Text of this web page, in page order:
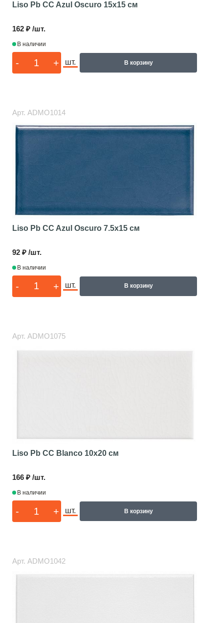
Liso Pb CC Azul Oscuro 15x15 см
162 ₽ /шт.
В наличии
- + шт. В корзину
Арт. ADMO1014
Liso Pb CC Azul Oscuro 7.5x15 см
92 ₽ /шт.
В наличии
- + шт. В корзину
Арт. ADMO1075
Liso Pb CC Blanco 10x20 см
166 ₽ /шт.
В наличии
- + шт. В корзину
Арт. ADMO1042